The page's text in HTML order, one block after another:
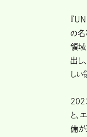
『
の名
領域
出し
しい
と、
備が